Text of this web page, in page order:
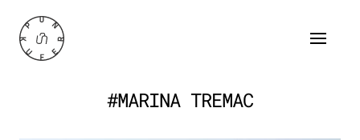
#MARINA TREMAC